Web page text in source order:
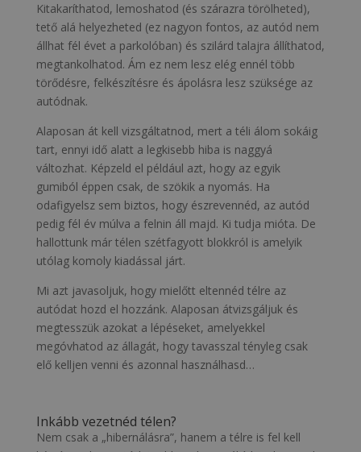
Kitakaríthatod, lemoshatod (és szárazra törölheted),
tető alá helyezheted (ez nagyon fontos, az autód nem
állhat fél évet a parkolóban) és szilárd talajra állíthatod,
megtankolhatod. Ám ez nem lesz elég ennél több
törődésre, felkészítésre és ápolásra lesz szüksége az
autódnak.
Alaposan át kell vizsgáltatnod, mert a téli álom sokáig
tart, ennyi idő alatt a legkisebb hiba is naggyá
változhat. Képzeld el például azt, hogy az egyik
gumiból éppen csak, de szökik a nyomás. Ha
odafigyelsz sem biztos, hogy észrevennéd, az autód
pedig fél év múlva a felnin áll majd. Ki tudja mióta. De
hallottunk már télen szétfagyott blokkról is amelyik
utólag komoly kiadással járt.
Mi azt javasoljuk, hogy mielőtt eltennéd télre az
autódat hozd el hozzánk. Alaposan átvizsgáljuk és
megtesszük azokat a lépéseket, amelyekkel
megóvhatod az állagát, hogy tavasszal tényleg csak
elő kelljen venni és azonnal használhasd…
Inkább vezetnéd télen?
Nem csak a „hibernálásra”, hanem a télre is fel kell